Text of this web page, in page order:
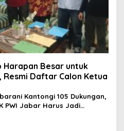
Harapan Besar untuk
Daftar Calon Ketua
Kantongi 105 Dukungan,
PWI Jabar Harus Jadi